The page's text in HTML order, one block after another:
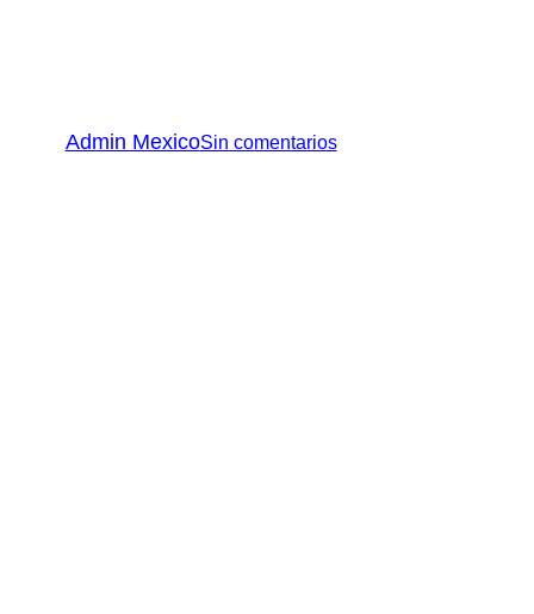
Admin MexicoSin comentarios7 minutos de lectura